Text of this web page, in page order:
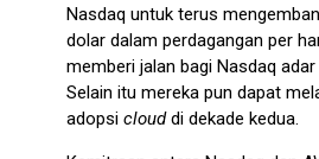
Nasdaq untuk terus
dolar dalam perdagangan per
memberi jalan bagi Nasdaq
Selain itu mereka pun dapat
adopsi clouddi dekade kedua.